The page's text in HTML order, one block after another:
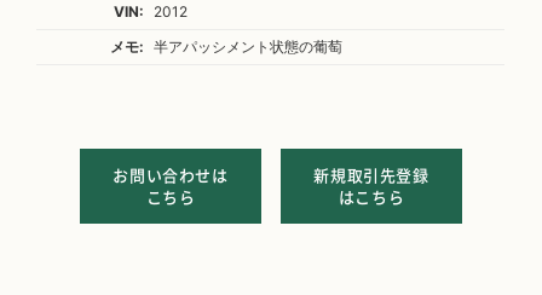
VIN:
2012
メモ:
半アパッシメント状態の葡萄
お問い合わせは
こちら
新規取引先登録
はこちら